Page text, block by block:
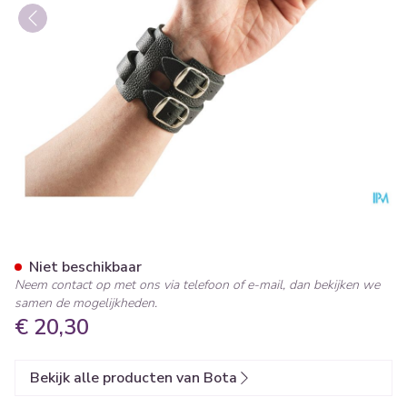
€ 20,30
Niet beschikbaar
Neem contact op met ons via telefoon of e-mail, dan bekijken we
samen de mogelijkheden.
Bekijk alle producten van Bota